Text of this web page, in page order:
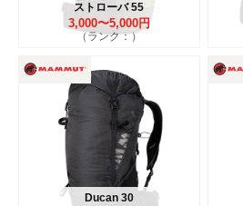
ストローバ 55
3,000〜5,000円
（ランク：）
Ducan 30